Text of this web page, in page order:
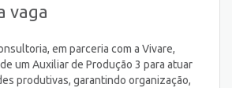
vaga
em parceria com a Vivare,
um Auxiliar de Produção 3 para atuar
produtivas, garantindo organização,